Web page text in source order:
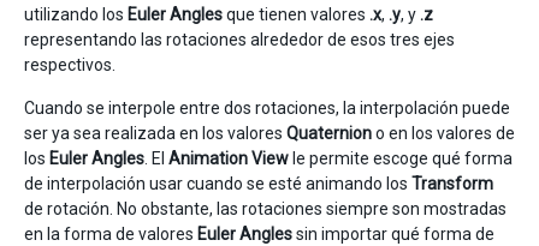
utilizando los Euler Anglesque tienen valores .x, .y, y .z
representando las rotaciones alrededor de esos tres ejes
respectivos.
Cuando se interpole entre dos rotaciones, la interpolación puede
ser ya sea realizada en los valores Quaterniono en los valores de
los Euler Angles . El Animation View le permite escoge qué forma
de interpolación usar cuando se esté animando los Transform
de rotación. No obstante, las rotaciones siempre son mostradas
en la forma de valores Euler Anglessin importar qué forma de